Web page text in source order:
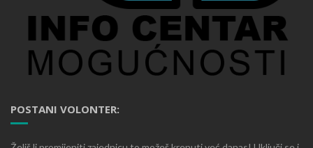
POSTANI VOLONTER: